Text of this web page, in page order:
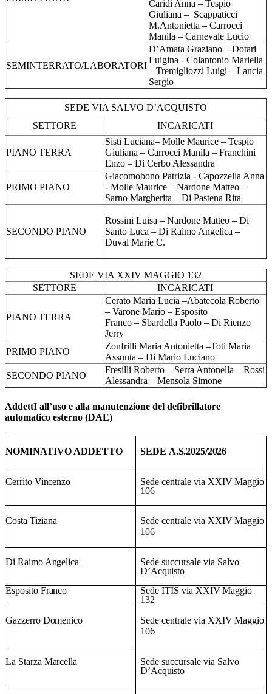
Caridi Anna – Tespio
Giuliana – Scappaticci
M.Antonietta – Carrocci
Manila – Carnevale Lucio
SEMINTERRATO/LABORATORI
D’Amata Graziano – Dotari
Luigina - Colantonio Mariella
– Tremigliozzi Luigi – Lancia
Sergio
SEDE VIA SALVO D’ACQUISTO
SETTORE
INCARICATI
PIANO TERRA
Sisti Luciana– Molle Maurice – Tespio
Giuliana – Carrocci Manila – Franchini
Enzo – Di Cerbo Alessandra
PRIMO PIANO
Giacomobono Patrizia - Capozzella Anna
- Molle Maurice – Nardone Matteo –
Sarno Margherita – Di Pastena Rita
SECONDO PIANO
Rossini Luisa – Nardone Matteo – Di
Santo Luca – Di Raimo Angelica –
Duval Marie C.
SEDE VIA XXIV MAGGIO 132
SETTORE
INCARICATI
PIANO TERRA
Cerato Maria Lucia –Abatecola Roberto
– Varone Mario – Esposito
Franco – Sbardella Paolo – Di Rienzo
Jerry
PRIMO PIANO
Zonfrilli Maria Antonietta –Toti Maria
Assunta – Di Mario Luciano
SECONDO PIANO
Fresilli Roberto – Serra Antonella – Rossi
Alessandra – Mensola Simone
AddettI all’uso e alla manutenzione del defibrillatore
automatico esterno (DAE)
NOMINATIVO ADDETTO SEDE A.S.2025/2026
Cerrito Vincenzo Sede centrale via XXIV Maggio
106
Costa Tiziana Sede centrale via XXIV Maggio
106
Di RaimoAngelica Sede succursale via Salvo
D’Acquisto
Esposito Franco Sede ITIS via XXIV Maggio
132
Gazzerro Domenico Sede centrale via XXIV Maggio
106
La Starza Marcella Sede succursale via Salvo
D’Acquisto